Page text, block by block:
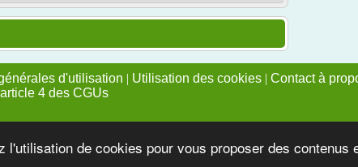
de cookies pour vous proposer des
d'utilisation | Utilisation des cookies | Contact à
4 des CGUs